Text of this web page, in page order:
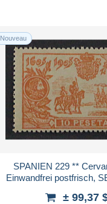
Nouveau
SPANIEN 229 **
Einwandfrei postfrisch,
± 99,37